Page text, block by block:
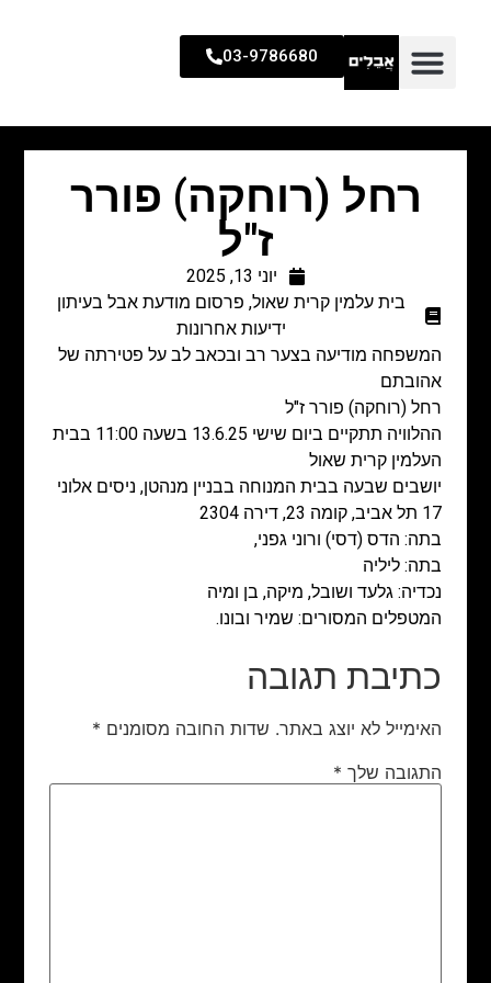
03-9786680
רחל (רוחקה) פורר
ז"ל
יוני 13, 2025
בית עלמין קרית שאול, פרסום מודעת אבל בעיתון
ידיעות אחרונות
המשפחה מודיעה בצער רב ובכאב לב על פטירתה של
אהובתם
רחל (רוחקה) פורר ז"ל
ההלוויה תתקיים ביום שישי 13.6.25 בשעה 11:00 בבית
העלמין קרית שאול
יושבים שבעה בבית המנוחה בבניין מנהטן, ניסים אלוני
17 תל אביב, קומה 23, דירה 2304
בתה: הדס (דסי) ורוני גפני,
בתה: ליליה
נכדיה: גלעד ושובל, מיקה, בן ומיה
המטפלים המסורים: שמיר ובונו.
כתיבת תגובה
האימייל לא יוצג באתר. שדות החובה מסומנים *
התגובה שלך *